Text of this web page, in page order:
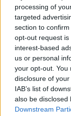
processing of
targeted
section to
opt-out request
interest-based
us or personal
your opt-out. You
disclosure of
IAB’s list of
also be disclosed
Downstream
Campeggio
Agriturismo
Servizi /